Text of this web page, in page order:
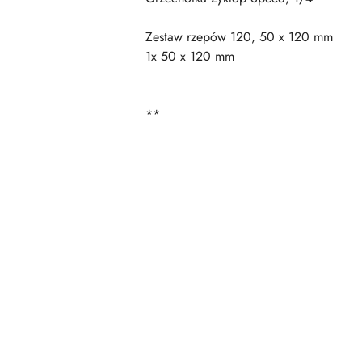
Zestaw rzepów 120, 50 x 120 mm
1x 50 x 120 mm
**